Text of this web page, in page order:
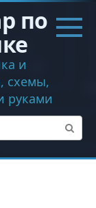
по
и
схемы,
руками